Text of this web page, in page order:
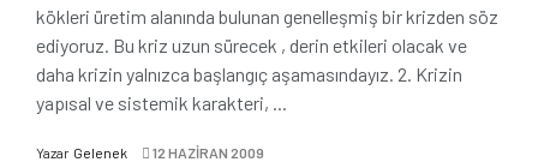
kökleri üretim alanında bulunan genelleşmiş bir krizden söz
ediyoruz. Bu kriz uzun sürecek , derin etkileri olacak ve
daha krizin yalnızca başlangıç aşamasındayız. 2. Krizin
yapısal ve sistemik karakteri, ...
Yazar Gelenek 12 HAZIRAN 2009